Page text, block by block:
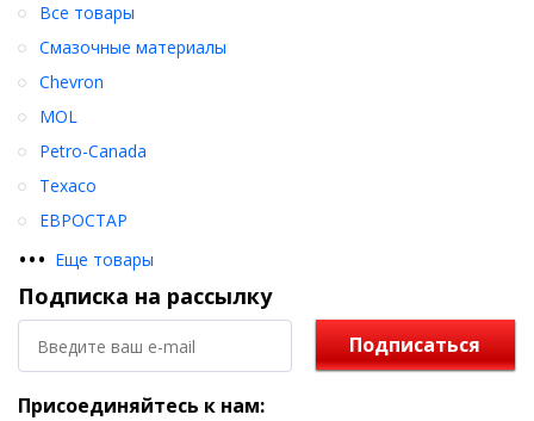
••• Еще товары
Все товары
Смазочные материалы
Chevron
MOL
Petro-Canada
Texaco
ЕВРОСТАР
Подписка на рассылку
Подписаться
Присоединяйтесь к нам: